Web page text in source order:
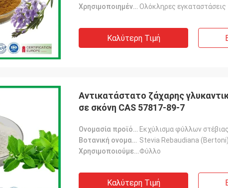
Χρησιμοποιημένο μέρος: Ολόκληρες εγκαταστάσεις
Καλύτερη Τιμή
Αντικατάστατο ζάχαρης
σε σκόνη CAS 57817-89-7
Ονομασία προϊόντος: Εκχύλισμα φύλλων στέβιας
Βοτανική ονομασία: Stevia Rebaudiana (Bertoni)
Χρησιμοποιούμενο τμήμα φυτών:Φύλλο
Καλύτερη Τιμή